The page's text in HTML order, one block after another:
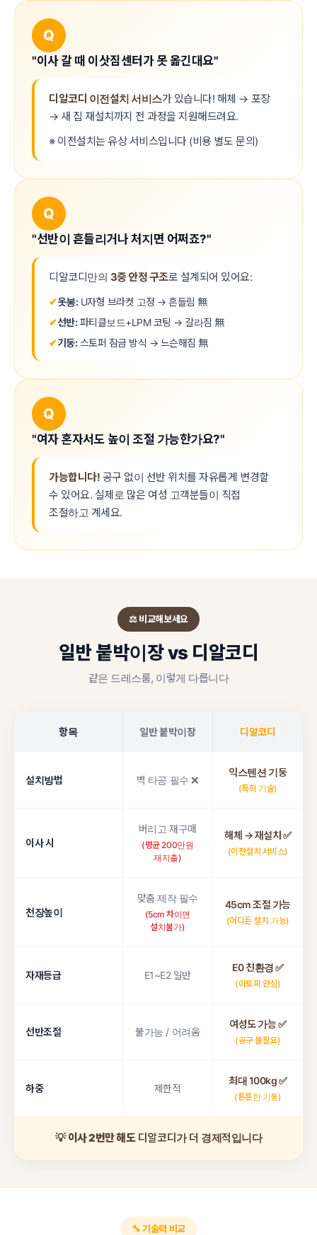
Q
"이사 갈 때 이삿짐센터가 못 옮긴대요"
디알코디 이전설치 서비스가 있습니다! 해체 → 포장
→ 새 집 재설치까지 전 과정을 지원해드려요.
※ 이전설치는 유상 서비스입니다 (비용 별도 문의)
Q
"선반이 흔들리거나 처지면 어쩌죠?"
디알코디만의 3중 안정 구조로 설계되어 있어요:
✔옷봉:U자형 브라켓 고정 → 흔들림 無
✔선반:파티클보드+LPM 코팅 → 갈라짐 無
✔기둥:스토퍼 잠금 방식 → 느슨해짐 無
Q
"여자 혼자서도 높이 조절 가능한가요?"
가능합니다! 공구 없이 선반 위치를 자유롭게 변경할
수 있어요. 실제로 많은 여성 고객분들이 직접
조절하고 계세요.
⚖️ 비교해보세요
일반 붙박이장 vs 디알코디
같은 드레스룸, 이렇게 다릅니다
항목 일반 붙박이장 디알코디
설치방법 벽 타공 필수 ❌
익스텐션 기둥
(특허 기술)
이사 시
버리고 재구매
(평균 200만원
재지출)
해체 → 재설치 ✅
(이전설치 서비스)
천장높이
맞춤 제작 필수
(5cm 차이면
설치불가)
45cm 조절 가능
(어디든 설치 가능)
자재등급 E1~E2 일반
E0 친환경 ✅
(아토피 안심)
선반조절 불가능 / 어려움
여성도 가능 ✅
(공구 불필요)
하중 제한적
최대 100kg ✅
(튼튼한 기둥)
💡이사 2번만 해도디알코디가 더 경제적입니다
🔧 기술력 비교